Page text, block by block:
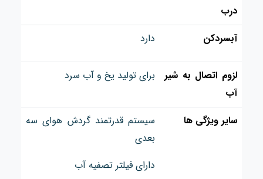
درب
آبسردکن دارد
لزوم اتصال به شیر
آب
برای تولید یخ و آب سرد
سایر ویژگی‌ ها
سيستم قدرتمند گردش هوای سه
بعدی
دارای فیلتر تصفیه آب